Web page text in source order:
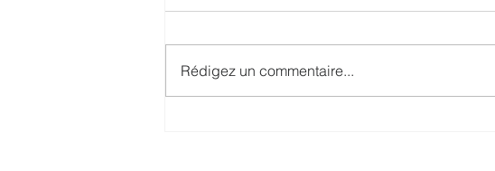
Rédigez un commentaire...